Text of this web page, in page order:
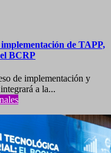
de TAPP,
BCRP
de implementación y
a la...